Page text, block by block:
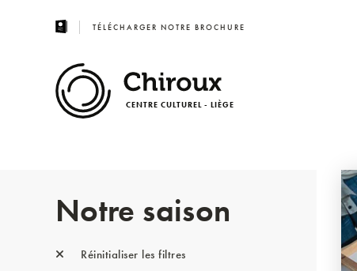
TÉLÉCHARGER NOTRE BROCHURE
CENTRE CULTUREL - LIÈGE
Notre saison
Réinitialiser les filtres